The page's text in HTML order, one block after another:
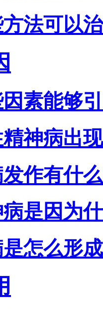
法可以
素能够
神病出
作有什
是因为
怎么形